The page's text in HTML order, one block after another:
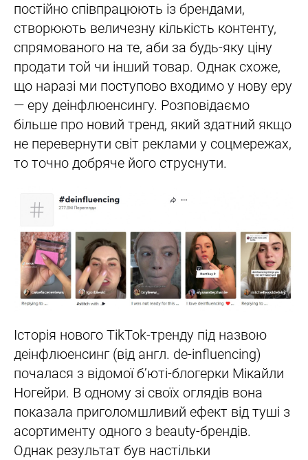
постійно співпрацюють із брендами,
створюють величезну кількість контенту,
спрямованого на те, аби за будь-яку ціну
продати той чи інший товар. Однак схоже,
що наразі ми поступово входимо у нову еру
— еру деінфлюенсингу. Розповідаємо
більше про новий тренд, який здатний якщо
не перевернути світ реклами у соцмережах,
то точно добряче його струснути.
Історія нового TikTok-тренду під назвою
деінфлюенсинг (від англ. de-influencing)
почалася з відомої б’юті-блогерки Мікайли
Ногейри. В одному зі своїх оглядів вона
показала приголомшливий ефект від туші з
асортименту одного з beauty-брендів.
Однак результат був настільки